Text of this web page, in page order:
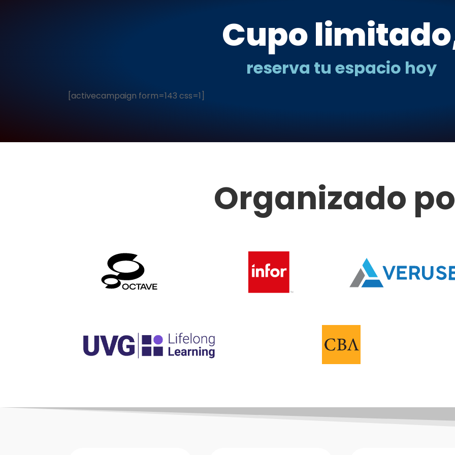
Cupo
reserva tu espacio hoy
[activecampaign form=143 css=1]
Organizado